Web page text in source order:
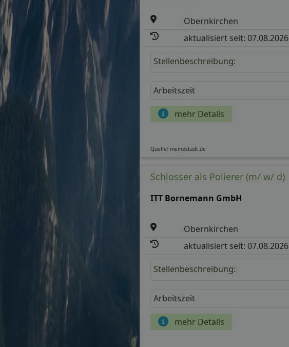
Obernkirchen
aktualisiert seit: 07.08.2026
Stellenbeschreibung:
Arbeitszeit
mehr Details
Quelle: meinestadt.de
Schlosser als Polierer (m/ w/ d)
ITT Bornemann GmbH
Obernkirchen
aktualisiert seit: 07.08.2026
Stellenbeschreibung:
Arbeitszeit
mehr Details